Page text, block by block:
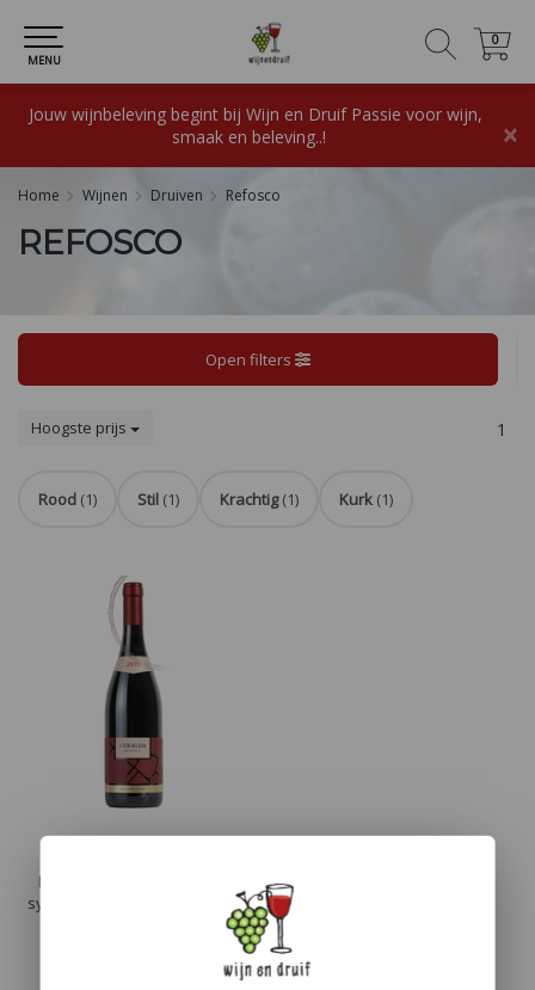
0
0
MENU
Jouw wijnbeleving begint bij Wijn en Druif Passie voor wijn,
smaak en beleving..!
×
Home Wijnen Druiven Refosco
REFOSCO
Open filters
Hoogste prijs 1
Rood (1) Stil (1) Krachtig (1) Kurk (1)
De Refosco Veralda is een
symfonie van fruitige geuren,
met kleine donkere en rode
bosvruchten die harmonieus
verweven zijn met kruidige